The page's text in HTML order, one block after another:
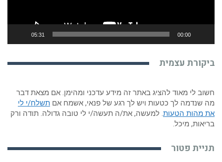
00:00
05:31
ביקורת עצמית
חשוב לי מאוד להציג באתר זה מידע עדכני ומהימן. אם מצאת דבר
מה שנדמה לך כטעות ויש לך רגע של פנאי, אשמח אםתשלח/י לי
את מהות הטעות. למעשה, את/ה תעשה/י לי טובה גדולה. תודה ורק
בריאות, מיכל.
תניית פטור